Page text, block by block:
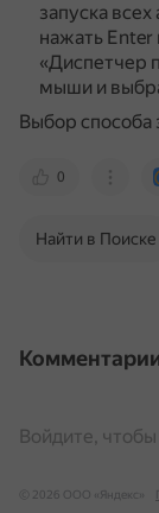
запуска
нажать Enter
«Диспетчер
мыши и
Выбор способа
0
Найти в Поиске
Войдите,
© 2026 ООО «Яндекс»